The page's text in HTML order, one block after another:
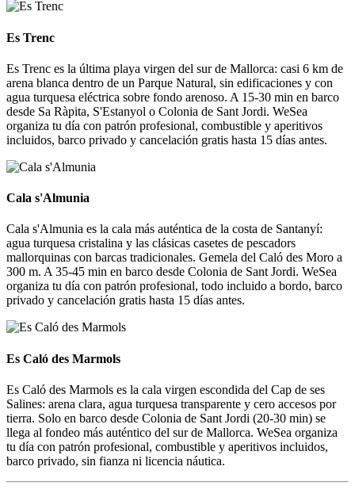
Es Trenc
Es Trenc
Es Trenc es la última playa virgen del sur de Mallorca: casi 6 km de
arena blanca dentro de un Parque Natural, sin edificaciones y con
agua turquesa eléctrica sobre fondo arenoso. A 15-30 min en barco
desde Sa Ràpita, S'Estanyol o Colonia de Sant Jordi. WeSea
organiza tu día con patrón profesional, combustible y aperitivos
incluidos, barco privado y cancelación gratis hasta 15 días antes.
Cala s'Almunia
Cala s'Almunia
Cala s'Almunia es la cala más auténtica de la costa de Santanyí:
agua turquesa cristalina y las clásicas casetes de pescadors
mallorquinas con barcas tradicionales. Gemela del Caló des Moro a
300 m. A 35-45 min en barco desde Colonia de Sant Jordi. WeSea
organiza tu día con patrón profesional, todo incluido a bordo, barco
privado y cancelación gratis hasta 15 días antes.
Es Caló des Marmols
Es Caló des Marmols
Es Caló des Marmols es la cala virgen escondida del Cap de ses
Salines: arena clara, agua turquesa transparente y cero accesos por
tierra. Solo en barco desde Colonia de Sant Jordi (20-30 min) se
llega al fondeo más auténtico del sur de Mallorca. WeSea organiza
tu día con patrón profesional, combustible y aperitivos incluidos,
barco privado, sin fianza ni licencia náutica.